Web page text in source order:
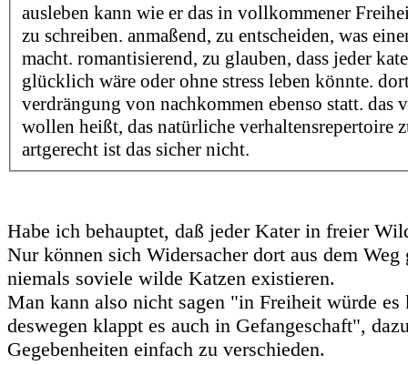
ausleben kann wie er das in vollkommener
zu schreiben. anmaßend, zu entscheiden, was
macht. romantisierend, zu glauben, dass jeder
glücklich wäre oder ohne stress leben könnte.
verdrängung von nachkommen ebenso statt. das
wollen heißt, das natürliche verhaltensrepertoire
artgerecht ist das sicher nicht.
Habe ich behauptet, daß jeder Kater in freier
Nur können sich Widersacher dort aus dem Weg
niemals soviele wilde Katzen existieren.
Man kann also nicht sagen "in Freiheit würde es
deswegen klappt es auch in Gefangeschaft",
Gegebenheiten einfach zu verschieden.